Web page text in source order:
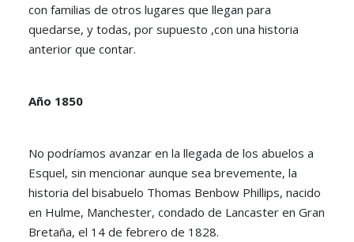
con familias de otros lugares que llegan para
quedarse, y todas, por supuesto ,con una historia
anterior que contar.
Año 1850
No podríamos avanzar en la llegada de los abuelos a
Esquel, sin mencionar aunque sea brevemente, la
historia del bisabuelo Thomas Benbow Phillips, nacido
en Hulme, Manchester, condado de Lancaster en Gran
Bretaña, el 14 de febrero de 1828.